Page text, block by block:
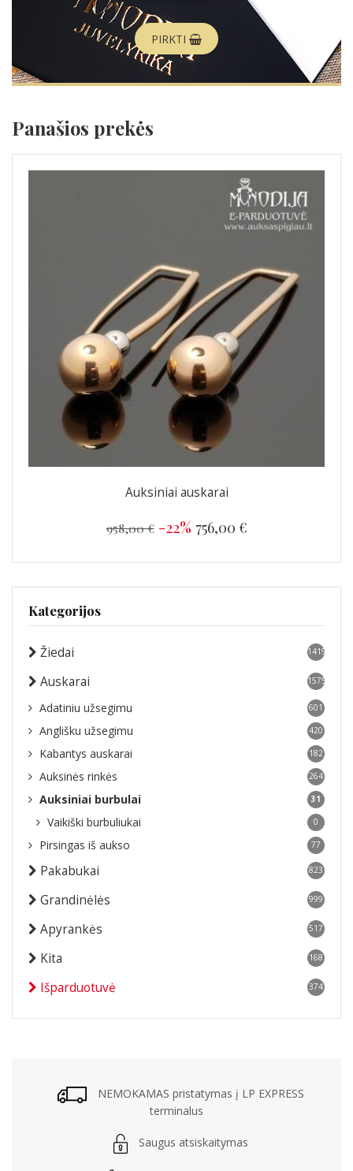
PIRKTI
Panašios prekės
Auksiniai auskarai
958,00 € -22% 756,00 €
Kategorijos
Žiedai 1419
Auskarai 1575
Adatiniu užsegimu 601
Anglišku užsegimu 420
Kabantys auskarai 182
Auksinės rinkės 264
Auksiniai burbulai 31
Vaikiški burbuliukai 0
Pirsingas iš aukso 77
Pakabukai 823
Grandinėlės 999
Apyrankės 517
Kita 168
Išparduotuvė 374
NEMOKAMAS pristatymas į LP EXPRESS
terminalus
Saugus atsiskaitymas